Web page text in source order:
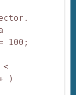
100;
)